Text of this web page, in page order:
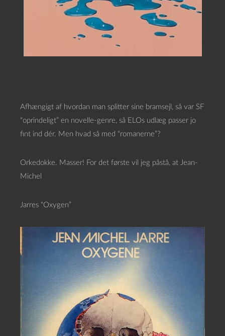
Afhængigt af hvordan man splitter sine bramsejl, så var SF
“oprindeligt” en novelle-genre, så ELOs udlæg passer jo
fint ind dér. Men hvad så med “romanerne”?
Orkedokke. Masser! For det første vil jeg påstå, at Jean-
Michel
Jarres “Oxygen”